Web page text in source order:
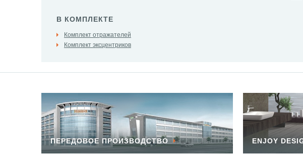
В КОМПЛЕКТЕ
Комплект отражателей
Комплект эксцентриков
ПЕРЕДОВОЕ ПРОИЗВОДСТВО ENJOY